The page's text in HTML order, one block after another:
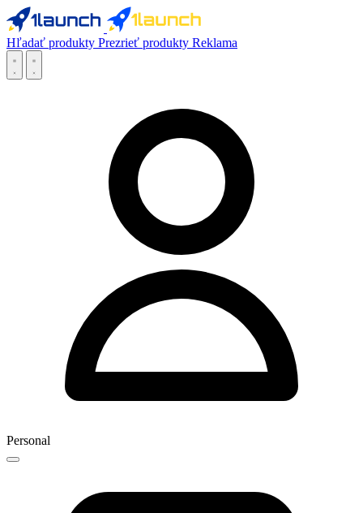
Hľadať produkty Prezrieť produkty Reklama
Personal